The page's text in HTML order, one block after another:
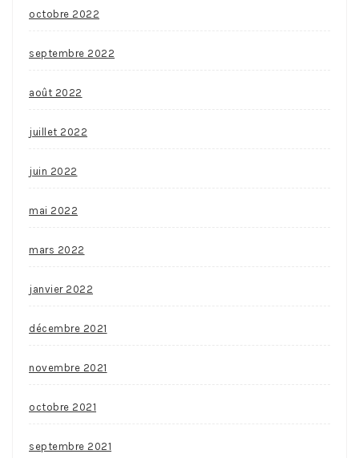
octobre 2022
septembre 2022
août 2022
juillet 2022
juin 2022
mai 2022
mars 2022
janvier 2022
décembre 2021
novembre 2021
octobre 2021
septembre 2021